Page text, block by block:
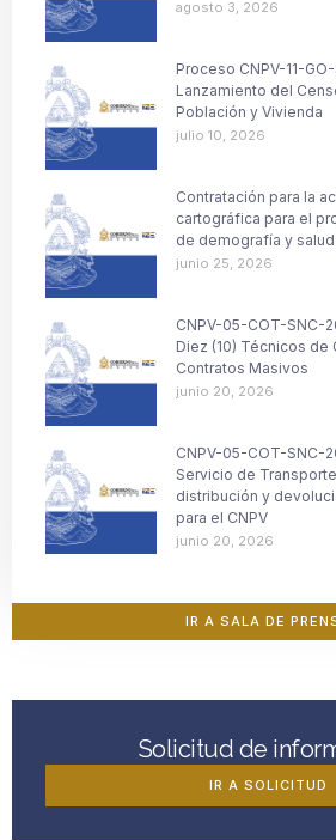
agosto 3, 2026
Proceso CNPV-11-
Lanzamiento del
Población y Vivienda
julio 10, 2026
Contratación para la
cartográfica para el
de demografía y salud
junio 25, 2026
CNPV-05-COT-SNC-
Diez (10) Técnicos de
Contratos Masivos
junio 20, 2026
CNPV-05-COT-SNC-
Servicio de
distribución y
para el CNPV
junio 20, 2026
IR A SALA DE
Solicitud de
IR A SOLICITUD